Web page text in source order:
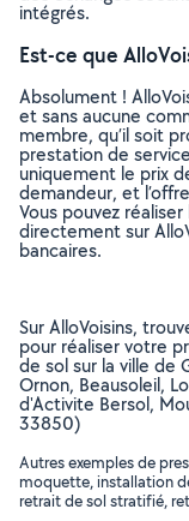
intégrés.
Est-ce que
Absolument !
et sans aucune
membre, qu’il soit
prestation de
uniquement le prix
demandeur, et
Vous pouvez
directement sur
bancaires.
Sur AlloVoisins,
pour réaliser votre
de sol sur la ville de
Ornon, Beausoleil,
d'Activite Bersol,
33850)
Autres exemples de
moquette, installation
retrait de sol stratifié,